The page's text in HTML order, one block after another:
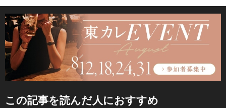
この記事を読んだ人におすすめ